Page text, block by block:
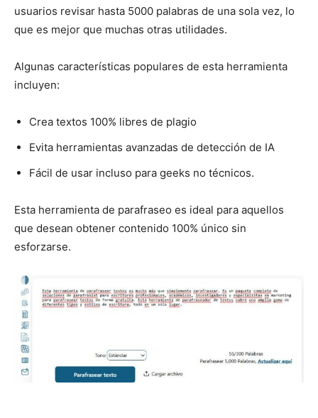
usuarios revisar hasta 5000 palabras de una sola vez, lo
que es mejor que muchas otras utilidades.
Algunas características populares de esta herramienta
incluyen:
Crea textos 100% libres de plagio
Evita herramientas avanzadas de detección de IA
Fácil de usar incluso para geeks no técnicos.
Esta herramienta de parafraseo es ideal para aquellos
que desean obtener contenido 100% único sin
esforzarse.